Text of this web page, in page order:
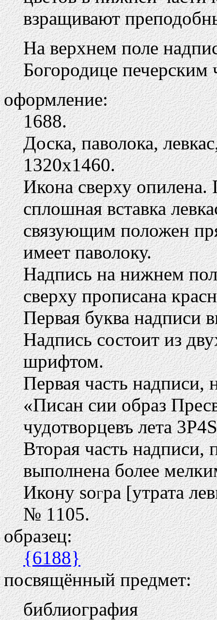
взращивают
На верхнем поле
Богородице печерским
оформление:
1688.
Доска, паволока,
1320х1460.
Икона сверху
сплошная вставка
связующим положен
имеет паволоку.
Надпись на нижнем
сверху прописана
Первая буква надписи
Надпись состоит из
шрифтом.
Первая часть надписи,
«Писан сии образ
чудотворцевъ лета
Вторая часть надписи,
выполнена более
Икону soГpa [утрата
№ 1105.
образец:
{6188}
посвящённый предмет:
библиография